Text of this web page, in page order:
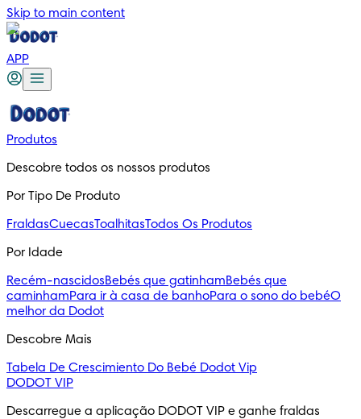
Skip to main content
APP
Produtos
Descobre todos os nossos produtos
Por Tipo De Produto
FraldasCuecasToalhitasTodos Os Produtos
Por Idade
Recém-nascidosBebés que gatinhamBebés que
caminhamPara ir à casa de banhoPara o sono do bebéO
melhor da Dodot
Descobre Mais
Tabela De Crescimiento Do Bebé Dodot Vip
DODOT VIP
Descarregue a aplicação DODOT VIP e ganhe fraldas